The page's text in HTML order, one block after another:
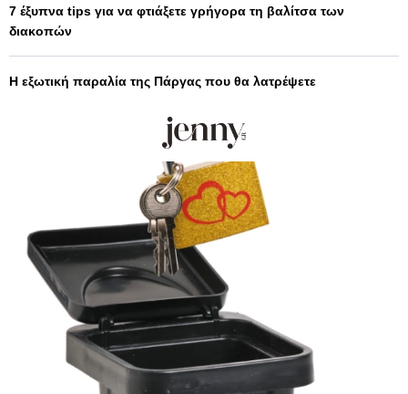
7 έξυπνα tips για να φτιάξετε γρήγορα τη βαλίτσα των
διακοπών
Η εξωτική παραλία της Πάργας που θα λατρέψετε